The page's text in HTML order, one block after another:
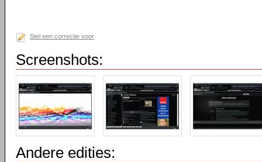
Stel een correctie voor
Screenshots:
Andere edities: